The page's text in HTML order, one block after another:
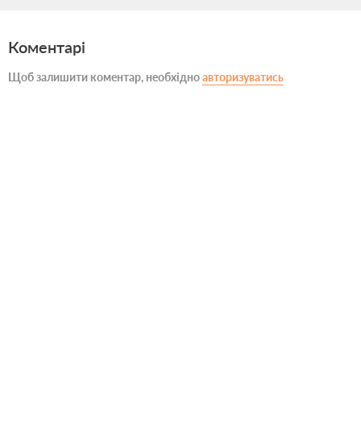
Коментарі
Щоб залишити коментар, необхідноавторизуватись